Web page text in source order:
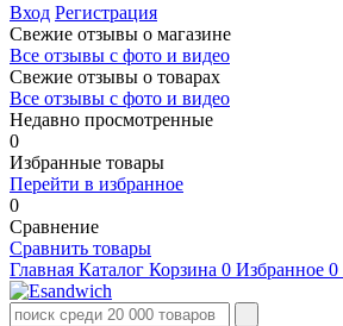
Вход Регистрация
Свежие отзывы о магазине
Все отзывы с фото и видео
Свежие отзывы о товарах
Все отзывы c фото и видео
Недавно просмотренные
0
Избранные товары
Перейти в избранное
0
Сравнение
Сравнить товары
Главная Каталог Корзина 0 Избранное 0